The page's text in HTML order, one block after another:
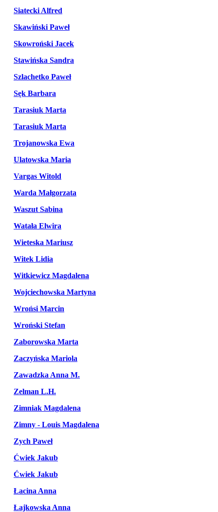
Siatecki Alfred
Skawiński Paweł
Skowroński Jacek
Stawińska Sandra
Szlachetko Paweł
Sęk Barbara
Tarasiuk Marta
Tarasiuk Marta
Trojanowska Ewa
Ulatowska Maria
Vargas Witold
Warda Małgorzata
Waszut Sabina
Watała Elwira
Wieteska Mariusz
Witek Lidia
Witkiewicz Magdalena
Wojciechowska Martyna
Wrońsi Marcin
Wroński Stefan
Zaborowska Marta
Zaczyńska Mariola
Zawadzka Anna M.
Zelman L.H.
Zimniak Magdalena
Zimny - Louis Magdalena
Zych Paweł
Ćwiek Jakub
Ćwiek Jakub
Łacina Anna
Łajkowska Anna